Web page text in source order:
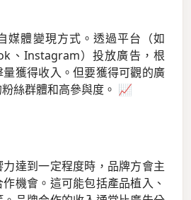
媒體變現方式。透過平台（如
、Instagram）投放廣告，根
獲得收入。但要獲得可觀的廣
絲群體和高參與度。 📈
達到一定程度時，品牌方會主
機會。這可能包括產品植入、